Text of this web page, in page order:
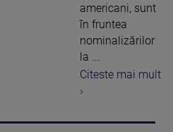
americani, sunt
în fruntea
nominalizărilor
la ...
Citeste mai mult
›